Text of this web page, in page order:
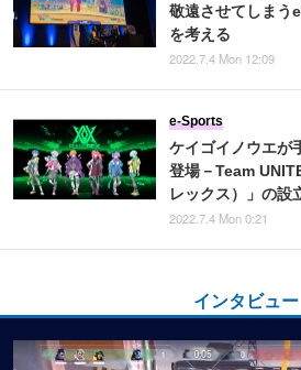
敬遠させてしまう
を考える
2022.7.4 Mon 12:09
ケイゴイノウエが
登場－Team
レックス）」の設
e-Sports
2022.7.4 Mon 0:21
インタビュー